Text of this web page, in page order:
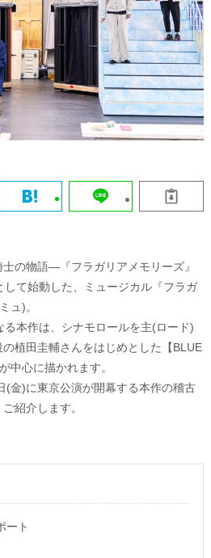
の物語―『フラガリアメモリーズ』
て始動した、ミュージカル『フラガ
ュ)。
本作は、シナモロールを主(ロード)
植田圭輔さんをはじめとした【BLUE
中心に描かれます。
(金)に東京公演が開幕する本作の稽古
紹介します。
ート